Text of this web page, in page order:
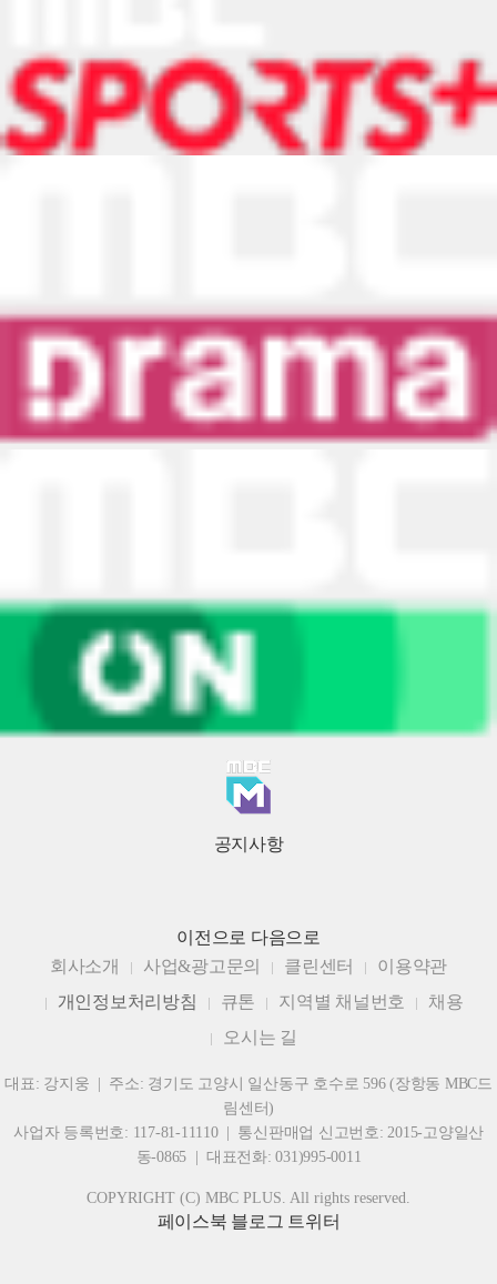
공지사항
이전으로 다음으로
회사소개
사업&광고문의 클린센터
이용약관
개인정보처리방침
큐톤 지역별 채널번호
채용
오시는 길
대표: 강지웅 | 주소: 경기도 고양시 일산동구 호수로 596 (장항동 MBC드
림센터)
사업자 등록번호: 117-81-11110 | 통신판매업 신고번호: 2015-고양일산
동-0865 | 대표전화: 031)995-0011
COPYRIGHT (C) MBC PLUS. All rights reserved.
페이스북 블로그 트위터